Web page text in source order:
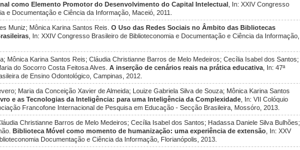
como Elemento Promotor do Desenvolvimento do Capital Intelectual , In: XXIV Congresso
e Documentação e Ciência da Informação, Maceió, 2011.
Muniz; Mônica Karina Santos Reis. O Uso das Redes Sociais no Âmbito das Bibliotecas
, In: XXIV Congresso Brasileiro de Biblioteconomia e Documentação e Ciência da Informação,
Mônica Karina Santos Reis; Cláudia Christianne Barros de Melo Medeiros; Cecília Isabel dos Santos;
do Socorro Costa Feitosa Alves.A inserção de cenários reais na prática educativa , In: 47ª
de Ensino Odontológico, Campinas, 2012.
Maria da Conceição Xavier de Almeida; Louize Gabriela Silva de Souza; Mônica Karina Santos
e as Tecnologias da Inteligência: para uma Inteligência da Complexidade , In: VII Colóquio
Francofone Internacional de Pesquisa em Educação - Secção Brasileira, Mossóro, 2013.
Christianne Barros de Melo Medeiros; Cecília Isabel dos Santos; Hadassa Daniele Silva Bulhões;
Biblioteca Móvel como momento de humanização: uma experiência de extensão , In: XXV
Documentação e Ciência da Informação, Florianópolis, 2013.